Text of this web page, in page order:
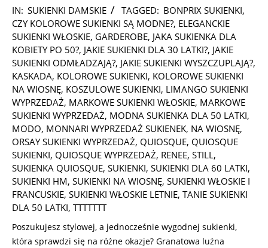
2025-
10-
18
IN: SUKIENKI DAMSKIE TAGGED: BONPRIX SUKIENKI,
CZY KOLOROWE SUKIENKI SĄ MODNE?, ELEGANCKIE
SUKIENKI WŁOSKIE, GARDEROBE, JAKA SUKIENKA DLA
KOBIETY PO 50?, JAKIE SUKIENKI DLA 30 LATKI?, JAKIE
SUKIENKI ODMŁADZAJĄ?, JAKIE SUKIENKI WYSZCZUPLAJĄ?,
KASKADA, KOLOROWE SUKIENKI, KOLOROWE SUKIENKI
NA WIOSNĘ, KOSZULOWE SUKIENKI, LIMANGO SUKIENKI
WYPRZEDAŻ, MARKOWE SUKIENKI WŁOSKIE, MARKOWE
SUKIENKI WYPRZEDAŻ, MODNA SUKIENKA DLA 50 LATKI,
MODO, MONNARI WYPRZEDAŻ SUKIENEK, NA WIOSNĘ,
ORSAY SUKIENKI WYPRZEDAŻ, QUIOSQUE, QUIOSQUE
SUKIENKI, QUIOSQUE WYPRZEDAŻ, RENEE, STILL,
SUKIENKA QUIOSQUE, SUKIENKI, SUKIENKI DLA 60 LATKI,
SUKIENKI HM, SUKIENKI NA WIOSNĘ, SUKIENKI WŁOSKIE I
FRANCUSKIE, SUKIENKI WŁOSKIE LETNIE, TANIE SUKIENKI
DLA 50 LATKI, TTTTTTT
Poszukujesz stylowej, a jednocześnie wygodnej sukienki,
która sprawdzi się na różne okazje? Granatowa luźna